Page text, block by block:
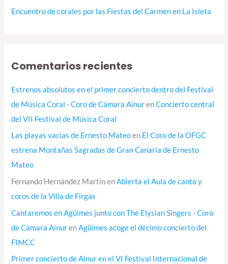
Encuentro de corales por las Fiestas del Carmen en La Isleta
Comentarios recientes
Estrenos absolutos en el primer concierto dentro del Festival
de Música Coral - Coro de Cámara AinurenConcierto central
del VII Festival de Música Coral
Las playas vacías de Ernesto Mateoen El Coro de la OFGC
estrena Montañas Sagradas de Gran Canaria de Ernesto
Mateo
Fernando Hernández MartínenAbierta el Aula de canto y
coros de la Villa de Firgas
Cantaremos en Agüimes junto con The Elysian Singers - Coro
de Cámara AinurenAgüimes acoge el décimo concierto del
FIMCC
Primer concierto de Ainur en el VI Festival Internacional de